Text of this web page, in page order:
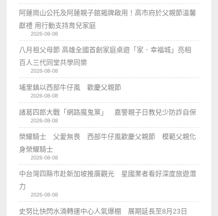
阿蓮崗山公托及阿蓮親子館揭牌啟用！高市府於父親節溫馨
獻禮 用行動支持育兒家庭
2026-08-08
八月祖父母節 高雄全國首創家庭桌遊「家．幸福城」亮相
百人三代同堂共學同樂
2026-08-08
埔里鎮以西部牛仔風 歡慶父親節
2026-08-08
諸葛四郎大戰「網路魔鬼黨」 嘉警親子日教兒少防詐自保
2026-08-08
榮耀騎士 父愛無畏 西部牛仔風歡慶父親節 模範父親化
身榮耀騎士
2026-08-08
中台灣四縣市赴新加坡推廣觀光 星國業者看好深度旅遊潛
力
2026-08-08
史努比快閃水湳轉運中心人氣爆棚 展期延長至8月23日